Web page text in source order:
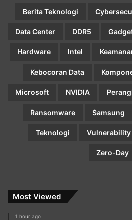
Berita Teknologi
Data Center DDR5
Hardware Intel
Kebocoran Data
Microsoft NVIDIA
Ransomware Samsung
Teknologi Vulnerability
Zero-Day
Most Viewed
1 hour ago